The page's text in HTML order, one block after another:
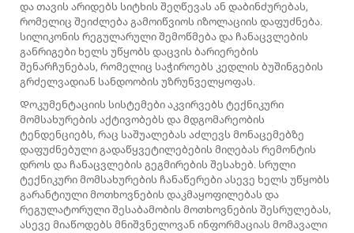
და თავის არიდებს სიტხის შეღწევას ან დაბინძურებას,
რომელიც შეიძლება გამოიწვიოს იზოლაციის დაფუძნება.
სილიკონის რეგულარული შემოწმება და ჩანაცვლების
განრიგები ხელს უწყობს დაცვის ბარიერების
შენარჩუნებას, რომელიც საჭიროებს კედლის ბუშინგების
გრძელვადიან სანდოობის უზრუნველყოფას.
Დოკუმენტაციის სისტემები აკვირვებს ტექნიკური
მომსახურების აქტივობებს და მდგომარეობის
ტენდენციებს, რაც საშუალებას აძლევს მონაცემებზე
დაფუძნებული გადაწყვეტილებების მიღებას რემონტის
დროს და ჩანაცვლების გეგმირების შესახებ. სრული
ტექნიკური მომსახურების ჩანაწერები ასევე ხელს უწყობს
გარანტიული მოთხოვნების დაკმაყოფილებას და
რეგულატორული შესაბამობის მოთხოვნების შესრულებას,
ასევე მიაწოდებს მნიშვნელოვან ინფორმაციას მომავალი